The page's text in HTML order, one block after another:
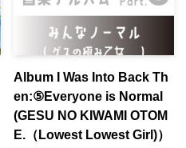
Album I Was Into Back Th
en:⑤Everyone is Normal
(GESU NO KIWAMI OTOM
E.（Lowest Lowest Girl)）